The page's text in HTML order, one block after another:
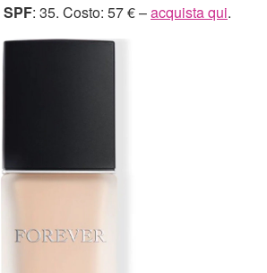
SPF: 35. Costo: 57 € –acquista qui.